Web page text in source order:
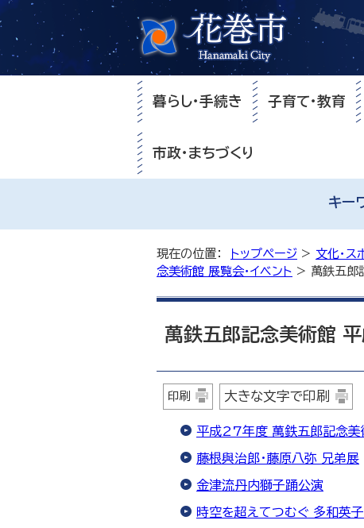
暮らし・手続き 子育て・教育
市政・まちづくり
キー
現在の位置： トップページ > 文化・ス
念美術館 展覧会・イベント > 萬鉄五郎
萬鉄五郎記念美術館 平
印刷 大きな文字で印刷
平成27年度 萬鉄五郎記念美
藤根與治郎・藤原八弥 兄弟展
金津流丹内獅子踊公演
時空を超えてつむぐ 多和英子